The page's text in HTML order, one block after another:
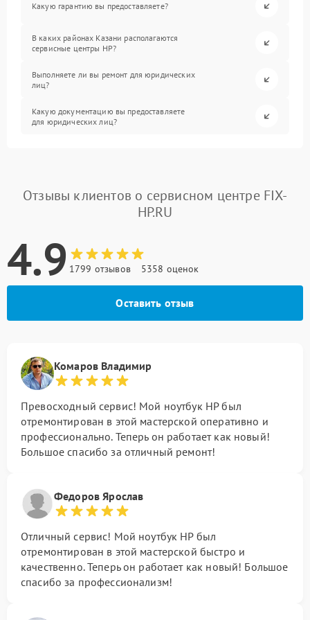
Какую гарантию вы предоставляете?
В каких районах Казани располагаются
сервисные центры HP?
Выполняете ли вы ремонт для юридических
лиц?
Какую документацию вы предоставляете
для юридических лиц?
Отзывы клиентов о сервисном центре FIX-
HP.RU
4.9 1799 отзывов 5358 оценок
Оставить отзыв
Комаров Владимир
Превосходный сервис! Мой ноутбук HP был
отремонтирован в этой мастерской оперативно и
профессионально. Теперь он работает как новый!
Большое спасибо за отличный ремонт!
Федоров Ярослав
Отличный сервис! Мой ноутбук HP был
отремонтирован в этой мастерской быстро и
качественно. Теперь он работает как новый! Большое
спасибо за профессионализм!